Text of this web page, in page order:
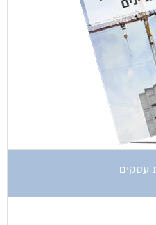
עסקים